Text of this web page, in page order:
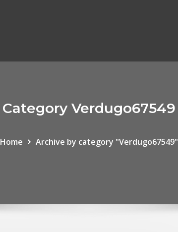
Category Verdugo67549
Home Archive by category "Verdugo67549"